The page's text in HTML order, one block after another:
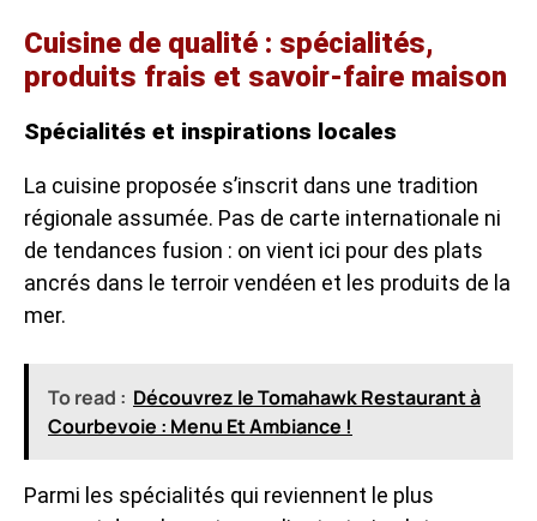
Cuisine de qualité : spécialités,
produits frais et savoir-faire maison
Spécialités et inspirations locales
La cuisine proposée s’inscrit dans une tradition
régionale assumée. Pas de carte internationale ni
de tendances fusion : on vient ici pour des plats
ancrés dans le terroir vendéen et les produits de la
mer.
To read : Découvrez le Tomahawk Restaurant à
Courbevoie : Menu Et Ambiance !
Parmi les spécialités qui reviennent le plus